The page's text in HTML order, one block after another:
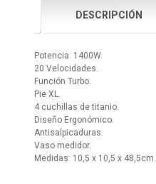
DESCRIPCIÓN
Potencia: 1400W.
20 Velocidades.
Función Turbo.
Pie XL.
4 cuchillas de titanio.
Diseño Ergonómico.
Antisalpicaduras.
Vaso medidor.
Medidas: 10,5 x 10,5 x 48,5cm.